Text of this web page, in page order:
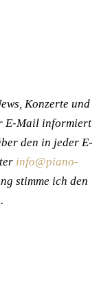
Konzerte und
E-Mail informiert
den in jeder E-
info@piano-
stimme ich den